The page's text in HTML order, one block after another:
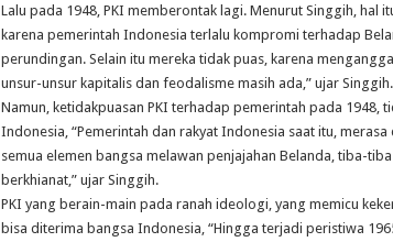
Lalu pada 1948, PKI memberontak lagi. Menurut Singgih, hal
karena pemerintah Indonesia terlalu kompromi terhadap
perundingan. Selain itu mereka tidak puas, karena
unsur-unsur kapitalis dan feodalisme masih ada,” ujar Singgih.
Namun, ketidakpuasan PKI terhadap pemerintah pada 1948,
Indonesia, “Pemerintah dan rakyat Indonesia saat itu,
semua elemen bangsa melawan penjajahan Belanda, tiba-
berkhianat,” ujar Singgih.
PKI yang berain-main pada ranah ideologi, yang memicu
bisa diterima bangsa Indonesia, “Hingga terjadi peristiwa